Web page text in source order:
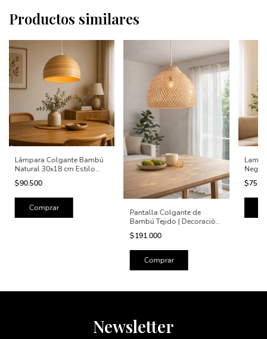
Productos similares
Lámpara Colgante Bambú
Natural 30x18 cm Estilo
Nórdico Japandi
$90.500
Pantalla Colgante de
Bambú Tejido | Decoración
Boho Natural Japandi
50x42
$191.000
30x18
Newsletter